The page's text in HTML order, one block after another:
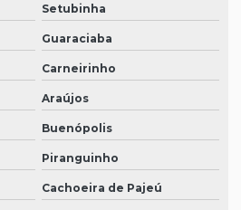
Setubinha
Guaraciaba
Carneirinho
Araújos
Buenópolis
Piranguinho
Cachoeira de Pajeú